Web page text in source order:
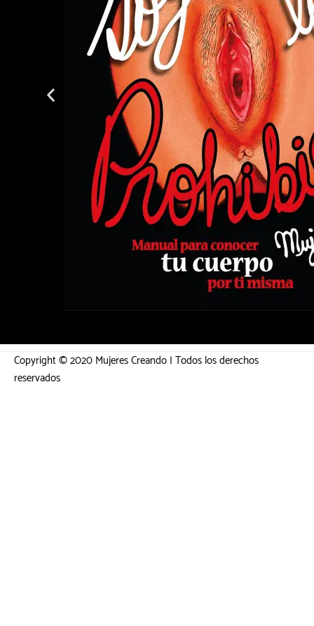
Copyright © 2020 Mujeres Creando | Todos los derechos
reservados